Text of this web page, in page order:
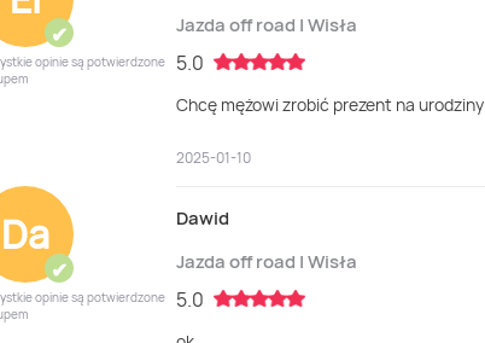
✔
opinie są potwierdzone
Jazda off road | Wisła
5.0
Chcę mężowi zrobić prezent na urodziny
2025-01-10
Da
✔
opinie są potwierdzone
Dawid
Jazda off road | Wisła
5.0